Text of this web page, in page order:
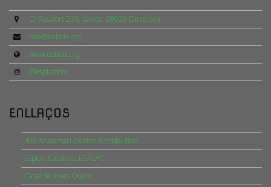
C/ Rocafort 236, baixos. 08029 Barcelona
boix@ceboix.org
www.ceboix.org
@esplaiboix
ENLLAÇOS
40è Aniversari Centre d'Esplai Boix
Esplais Catalans, ESPLAC
Casal de Joves Queix